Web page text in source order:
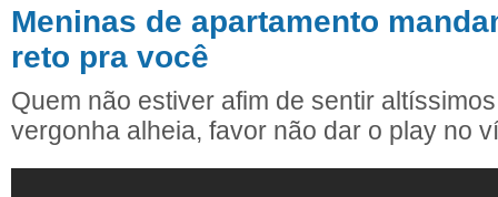
Meninas de apartamento
reto pra você
Quem não estiver afim de sentir
vergonha alheia, favor não dar o play no